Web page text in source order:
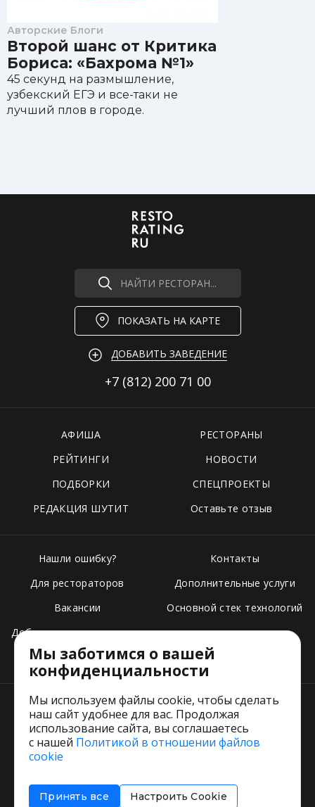
Авторские Блоги
Второй шанс от Критика
Бориса: «Бахрома №1»
45 секунд на размышление,
узбекский ЕГЭ и все-таки не
лучший плов в городе.
НАЙТИ РЕСТОРАН...
ПОКАЗАТЬ НА КАРТЕ
ДОБАВИТЬ ЗАВЕДЕНИЕ
+7 (812) 200 71 00
АФИША
РЕСТОРАНЫ
РЕЙТИНГИ
НОВОСТИ
ПОДБОРКИ
СПЕЦПРОЕКТЫ
РЕДАКЦИЯ ШУТИТ
Оставьте отзыв
Нашли ошибку?
Для рестораторов
Вакансии
Добавить свое заведение
Тарифы
Контакты
Дополнительные услуги
Основной стек технологий
Пользовательское соглашение
Соглашение об информировании
Мы заботимся о вашей
конфиденциальности
Мы используем файлы cookie, чтобы сделать
наш сайт удобнее для вас. Продолжая
использование сайта, вы соглашаетесь
с нашей Политикой в отношении файлов
cookie
Принять все Настроить Cookie